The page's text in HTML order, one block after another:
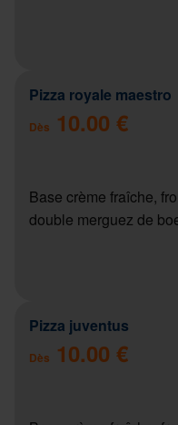
Pizza royale maestro
Dès 10.00 €
Base crème fraîche,
double merguez de
Pizza juventus
Dès 10.00 €